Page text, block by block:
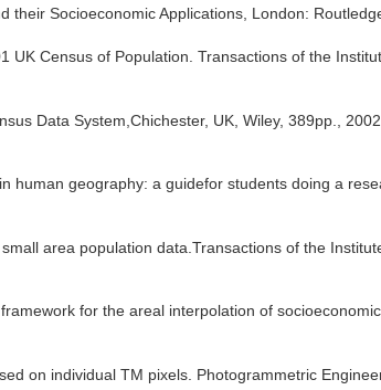
their Socioeconomic Applications, London:
UK Census of Population. Transactions of the
Data System,Chichester, UK, Wiley, 389pp.,
human geography: a guidefor students doing a
area population data.Transactions of the
for the areal interpolation of
on individual TM pixels. Photogrammetric